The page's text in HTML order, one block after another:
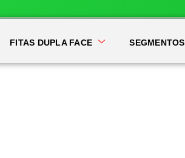
FITAS DUPLA FACE SEGMENTOS